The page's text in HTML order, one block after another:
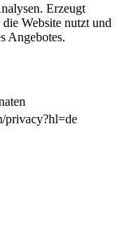
Erzeugt
Website nutzt und
Angebotes.
privacy?hl=de